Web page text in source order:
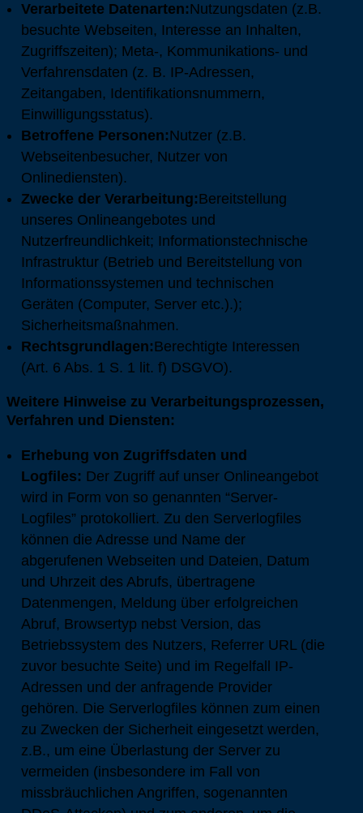
Verarbeitete Datenarten:Nutzungsdaten (z.B.
besuchte Webseiten, Interesse an Inhalten,
Zugriffszeiten); Meta-, Kommunikations- und
Verfahrensdaten (z. B. IP-Adressen,
Zeitangaben, Identifikationsnummern,
Einwilligungsstatus).
Betroffene Personen:Nutzer (z.B.
Webseitenbesucher, Nutzer von
Onlinediensten).
Zwecke der Verarbeitung:Bereitstellung
unseres Onlineangebotes und
Nutzerfreundlichkeit; Informationstechnische
Infrastruktur (Betrieb und Bereitstellung von
Informationssystemen und technischen
Geräten (Computer, Server etc.).);
Sicherheitsmaßnahmen.
Rechtsgrundlagen:Berechtigte Interessen
(Art. 6 Abs. 1 S. 1 lit. f) DSGVO).
Weitere Hinweise zu Verarbeitungsprozessen,
Verfahren und Diensten:
Erhebung von Zugriffsdaten und
Logfiles: Der Zugriff auf unser Onlineangebot
wird in Form von so genannten “Server-
Logfiles” protokolliert. Zu den Serverlogfiles
können die Adresse und Name der
abgerufenen Webseiten und Dateien, Datum
und Uhrzeit des Abrufs, übertragene
Datenmengen, Meldung über erfolgreichen
Abruf, Browsertyp nebst Version, das
Betriebssystem des Nutzers, Referrer URL (die
zuvor besuchte Seite) und im Regelfall IP-
Adressen und der anfragende Provider
gehören. Die Serverlogfiles können zum einen
zu Zwecken der Sicherheit eingesetzt werden,
z.B., um eine Überlastung der Server zu
vermeiden (insbesondere im Fall von
missbräuchlichen Angriffen, sogenannten